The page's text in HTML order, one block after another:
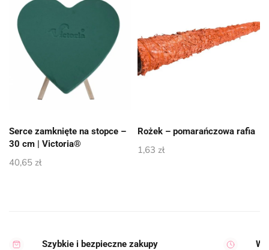
Serce zamknięte na stopce –
30 cm | Victoria®
40,65 zł
Rożek – pomarańczowa rafia
1,63 zł
Szybkie i bezpieczne zakupy